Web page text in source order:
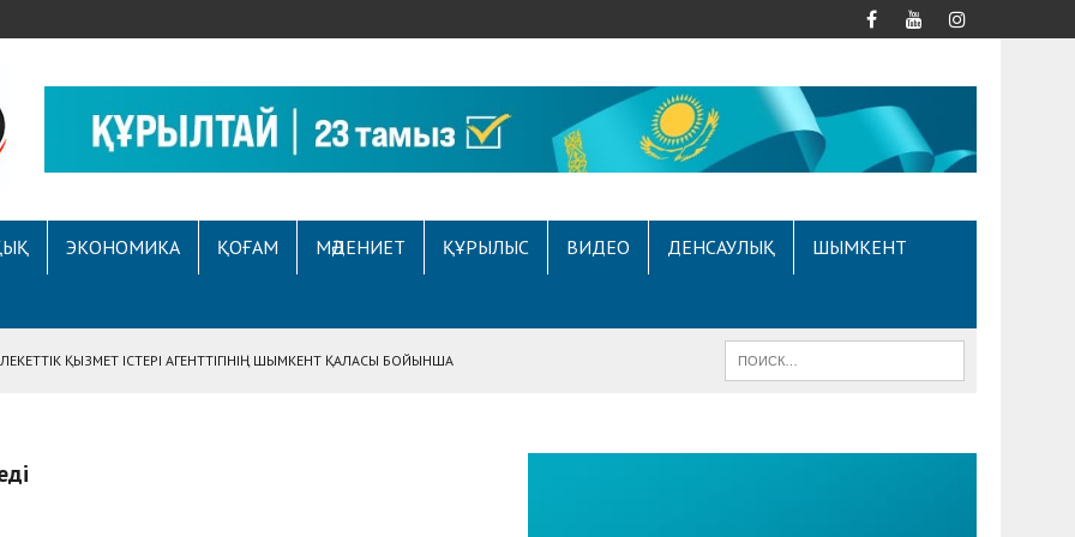
ЭКОНОМИКА ҚОҒАМ МӘДЕНИЕТ ҚҰРЫЛЫС ВИДЕО ДЕНСАУЛЫҚ ШЫМКЕНТ
ҚЫЗМЕТ ІСТЕРІ АГЕНТТІГІНІҢ ШЫМКЕНТ ҚАЛАСЫ БОЙЫНША
САУАТТЫЛЫҚ МӘСЕЛЕЛЕРІ ТАЛҚЫЛАНДЫ
СҰХБАТ БЕРІЛДІ